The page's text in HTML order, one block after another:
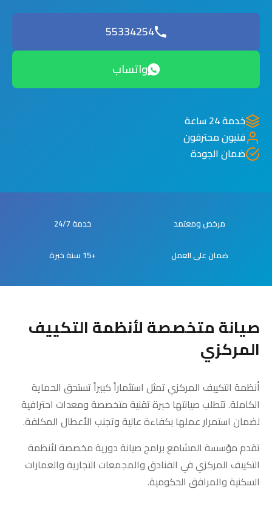
55334254
واتساب
خدمة 24 ساعة
فنيون محترفون
ضمان الجودة
مرخص ومعتمد خدمة 24/7
ضمان على العمل +15 سنة خبرة
صيانة متخصصة لأنظمة التكييف
المركزي
أنظمة التكييف المركزي تمثل استثماراً كبيراً تستحق الحماية
الكاملة. تتطلب صيانتها خبرة تقنية متخصصة ومعدات احترافية
لضمان استمرار عملها بكفاءة عالية وتجنب الأعطال المكلفة.
تقدم مؤسسة المشامع برامج صيانة دورية مخصصة لأنظمة
التكييف المركزي في الفنادق والمجمعات التجارية والعمارات
السكنية والمرافق الحكومية.